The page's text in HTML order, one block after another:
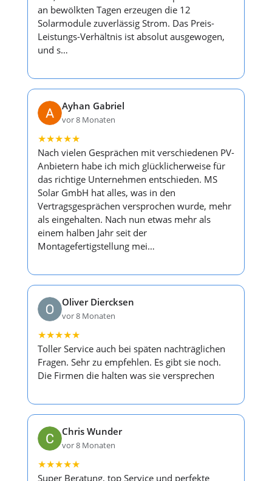
an bewölkten Tagen erzeugen die 12
Solarmodule zuverlässig Strom. Das Preis-
Leistungs-Verhältnis ist absolut ausgewogen,
und s…
Ayhan Gabriel
vor 8 Monaten
★★★★★
Nach vielen Gesprächen mit verschiedenen PV-
Anbietern habe ich mich glücklicherweise für
das richtige Unternehmen entschieden. MS
Solar GmbH hat alles, was in den
Vertragsgesprächen versprochen wurde, mehr
als eingehalten. Nach nun etwas mehr als
einem halben Jahr seit der
Montagefertigstellung mei…
Oliver Diercksen
vor 8 Monaten
★★★★★
Toller Service auch bei späten nachträglichen
Fragen. Sehr zu empfehlen. Es gibt sie noch.
Die Firmen die halten was sie versprechen
Chris Wunder
vor 8 Monaten
★★★★★
Super Beratung, top Service und perfekte